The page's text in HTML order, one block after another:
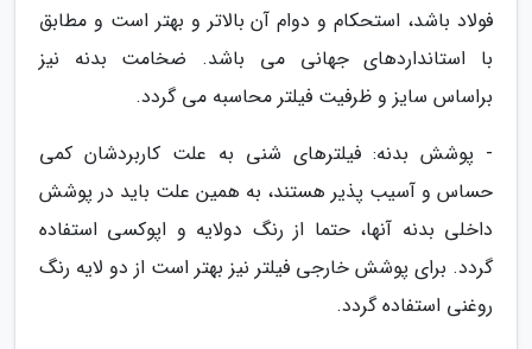
فولاد باشد، استحکام و دوام آن بالاتر و بهتر است و مطابق
با استانداردهای جهانی می باشد. ضخامت بدنه نیز
براساس سایز و ظرفیت فیلتر محاسبه می گردد.
- پوشش بدنه: فیلترهای شنی به علت کاربردشان کمی
حساس و آسیب پذیر هستند، به همین علت باید در پوشش
داخلی بدنه آنها، حتما از رنگ دولایه و اپوکسی استفاده
گردد. برای پوشش خارجی فیلتر نیز بهتر است از دو لایه رنگ
روغنی استفاده گردد.